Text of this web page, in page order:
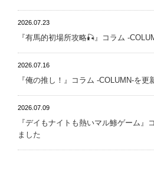
2026.07.23
『有馬的初場所攻略🎣』 コラム -
2026.07.16
『俺の推し！』 コラム -COLUMN-を更
2026.07.09
『デイもナイトも熱いマル鯵ゲーム』
ました